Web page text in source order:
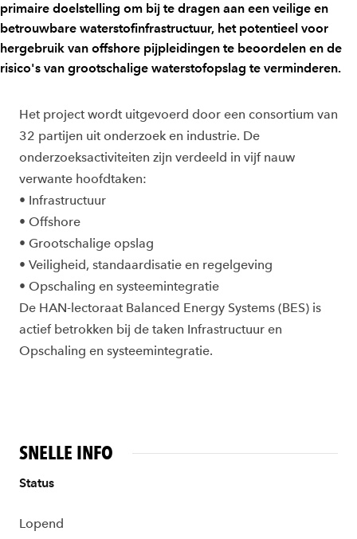
primaire doelstelling om bij te dragen aan een veilige en
betrouwbare waterstofinfrastructuur, het potentieel voor
hergebruik van offshore pijpleidingen te beoordelen en de
risico's van grootschalige waterstofopslag te verminderen.
Het project wordt uitgevoerd door een consortium van
32 partijen uit onderzoek en industrie. De
onderzoeksactiviteiten zijn verdeeld in vijf nauw
verwante hoofdtaken:
• Infrastructuur
• Offshore
• Grootschalige opslag
• Veiligheid, standaardisatie en regelgeving
• Opschaling en systeemintegratie
De HAN-lectoraat Balanced Energy Systems (BES) is
actief betrokken bij de taken Infrastructuur en
Opschaling en systeemintegratie.
SNELLE INFO
Status
Lopend